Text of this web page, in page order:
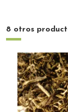
8 otros